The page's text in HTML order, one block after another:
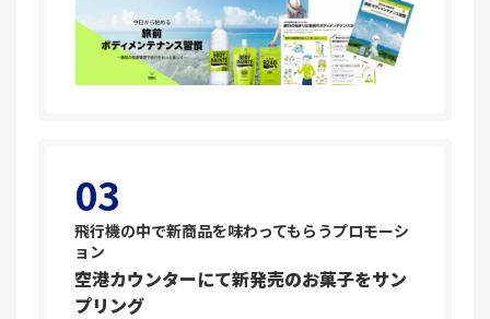
03
飛行機の中で新商品を味わってもらうプロモーシ
ョン
空港カウンターにて新発売のお菓子をサン
プリング